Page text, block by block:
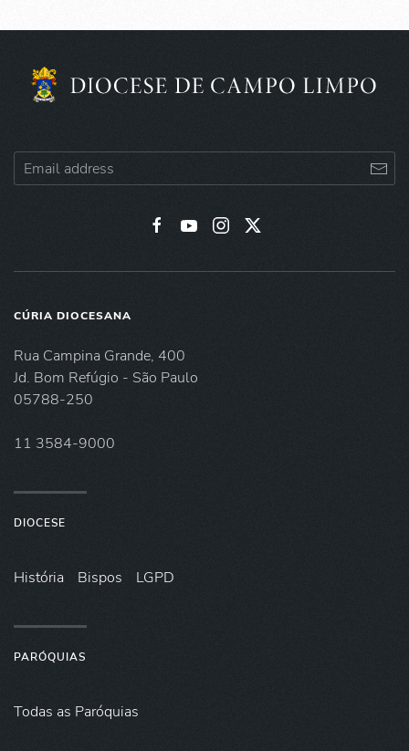
CÚRIA DIOCESANA
Rua Campina Grande, 400
Jd. Bom Refúgio - São Paulo
05788-250
11 3584-9000
DIOCESE
História Bispos LGPD
PARÓQUIAS
Todas as Paróquias